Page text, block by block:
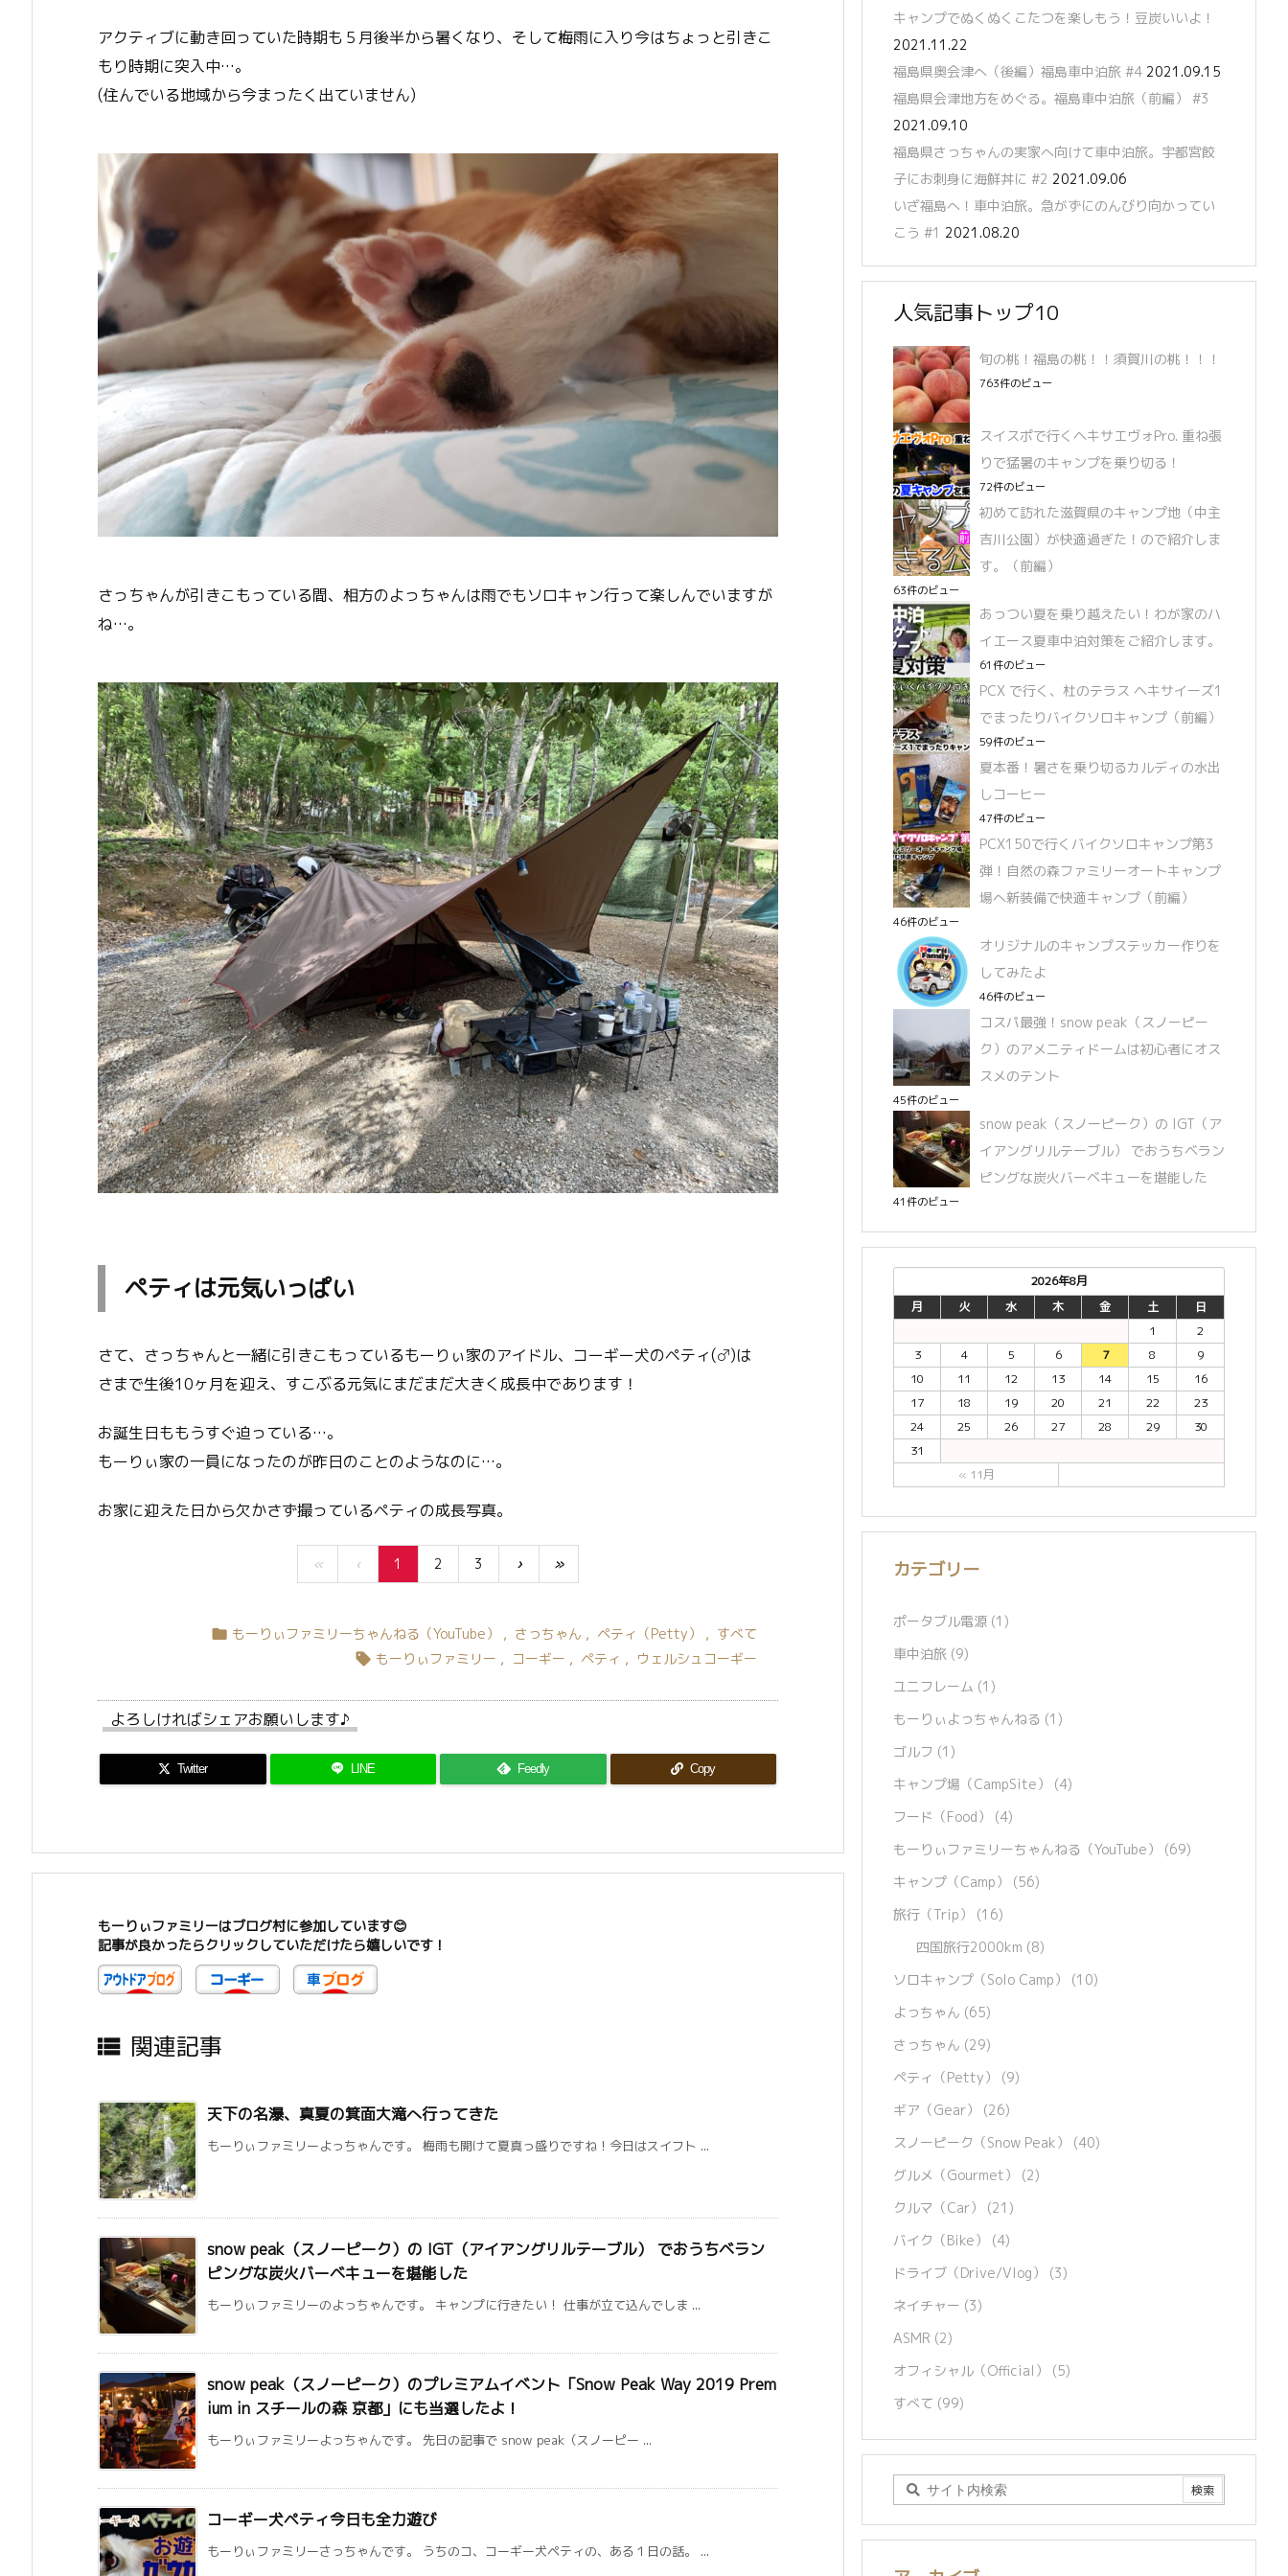
アクティブに動き回っていた時期も５月後半から暑くなり、そして梅雨に入り今はちょっと引きこ
もり時期に突入中…。
(住んでいる地域から今まったく出ていません)
さっちゃんが引きこもっている間、相方のよっちゃんは雨でもソロキャン行って楽しんでいますが
ね…。
ペティは元気いっぱい
さて、さっちゃんと一緒に引きこもっているもーりぃ家のアイドル、コーギー犬のペティ(♂)は
さまで生後10ヶ月を迎え、すこぶる元気にまだまだ大きく成長中であります！
お誕生日ももうすぐ迫っている…。
もーりぃ家の一員になったのが昨日のことのようなのに…。
お家に迎えた日から欠かさず撮っているペティの成長写真。
« ‹ 1 2 3 › »
 もーりぃファミリーちゃんねる（YouTube） , さっちゃん , ペティ（Petty） , すべて
 もーりぃファミリー , コーギー , ペティ , ウェルシュコーギー
よろしければシェアお願いします♪
Twitter LINE Feedly Copy
もーりぃファミリーはブログ村に参加しています😊
記事が良かったらクリックしていただけたら嬉しいです！
 関連記事
天下の名瀑、真夏の箕面大滝へ行ってきた
もーりぃファミリーよっちゃんです。 梅雨も開けて夏真っ盛りですね！今日はスイフト ...
snow peak（スノーピーク）の IGT（アイアングリルテーブル） でおうちベラン
ピングな炭火バーベキューを堪能した
もーりぃファミリーのよっちゃんです。 キャンプに行きたい！ 仕事が立て込んでしま ...
snow peak（スノーピーク）のプレミアムイベント「Snow Peak Way 2019 Prem
ium in スチールの森 京都」にも当選したよ！
もーりぃファミリーよっちゃんです。 先日の記事で snow peak（スノーピー ...
コーギー犬ペティ今日も全力遊び
もーりぃファミリーさっちゃんです。 うちのコ、コーギー犬ペティの、ある１日の話。 ...
キャンプでぬくぬくこたつを楽しもう！豆炭いいよ！
2021.11.22
福島県奥会津へ（後編）福島車中泊旅 #4 2021.09.15
福島県会津地方をめぐる。福島車中泊旅（前編） #3
2021.09.10
福島県さっちゃんの実家へ向けて車中泊旅。宇都宮餃
子にお刺身に海鮮丼に #2 2021.09.06
いざ福島へ！車中泊旅。急がずにのんびり向かってい
こう #1 2021.08.20
人気記事トップ10
旬の桃！福島の桃！！須賀川の桃！！！
763件のビュー
スイスポで行くヘキサエヴォPro. 重ね張
りで猛暑のキャンプを乗り切る！
72件のビュー
初めて訪れた滋賀県のキャンプ地（中主
吉川公園）が快適過ぎた！ので紹介しま
す。（前編）
63件のビュー
あっつい夏を乗り越えたい！わが家のハ
イエース夏車中泊対策をご紹介します。
61件のビュー
PCX で行く、杜のテラス ヘキサイーズ1
でまったりバイクソロキャンプ（前編）
59件のビュー
夏本番！暑さを乗り切るカルディの水出
しコーヒー
47件のビュー
PCX150で行くバイクソロキャンプ第3
弾！自然の森ファミリーオートキャンプ
場へ新装備で快適キャンプ（前編）
46件のビュー
オリジナルのキャンプステッカー作りを
してみたよ
46件のビュー
コスパ最強！snow peak（スノーピー
ク）のアメニティドームは初心者にオス
スメのテント
45件のビュー
snow peak（スノーピーク）の IGT（ア
イアングリルテーブル） でおうちベラン
ピングな炭火バーベキューを堪能した
41件のビュー
2026年8月
月
火 水 木 金 土
日
1
2
3
4 5 6 7 8
9
10
11 12 13 14 15
16
17
18 19 20 21 22
23
24
25 26 27 28 29
30
31
« 11月
カテゴリー
ポータブル電源 (1)
車中泊旅 (9)
ユニフレーム (1)
もーりぃよっちゃんねる (1)
ゴルフ (1)
キャンプ場（CampSite） (4)
フード（Food） (4)
もーりぃファミリーちゃんねる（YouTube） (69)
キャンプ（Camp） (56)
旅行（Trip） (16)
四国旅行2000km (8)
ソロキャンプ（Solo Camp） (10)
よっちゃん (65)
さっちゃん (29)
ペティ（Petty） (9)
ギア（Gear） (26)
スノーピーク（Snow Peak） (40)
グルメ（Gourmet） (2)
クルマ（Car） (21)
バイク（Bike） (4)
ドライブ（Drive/Vlog） (3)
ネイチャー (3)
ASMR (2)
オフィシャル（Official） (5)
すべて (99)